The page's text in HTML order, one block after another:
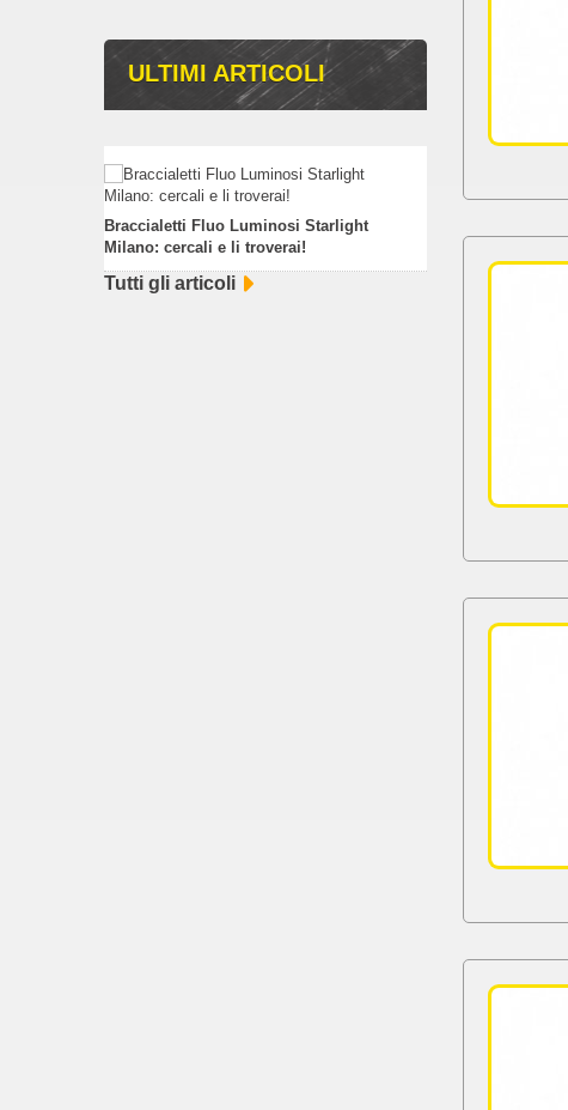
ULTIMI ARTICOLI
Braccialetti Fluo Luminosi Starlight
Milano: cercali e li troverai!
Tutti gli articoli